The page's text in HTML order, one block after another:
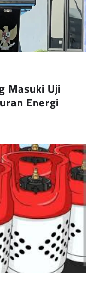
Masuki Uji
Energi